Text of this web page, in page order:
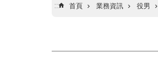
::: 首頁 業務資訊 役男